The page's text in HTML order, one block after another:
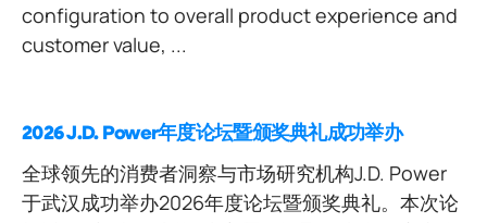
configuration to overall product experience and
customer value, ...
2026 J.D. Power年度论坛暨颁奖典礼成功举办
全球领先的消费者洞察与市场研究机构J.D. Power
于武汉成功举办2026年度论坛暨颁奖典礼。本次论